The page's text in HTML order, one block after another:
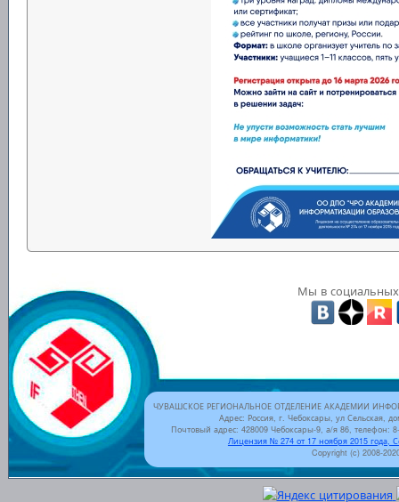
Мы в социальных
ЧУВАШСКОЕ РЕГИОНАЛЬНОЕ ОТДЕЛЕНИЕ АКАДЕМИИ
Адрес: Россия, г. Чебоксары, ул Сельская,
Почтовый адрес: 428009 Чебоксары-9, а/я 86, телефон:
Лицензия № 274 от 17 ноября 2015 года,
Copyright (c) 2008-